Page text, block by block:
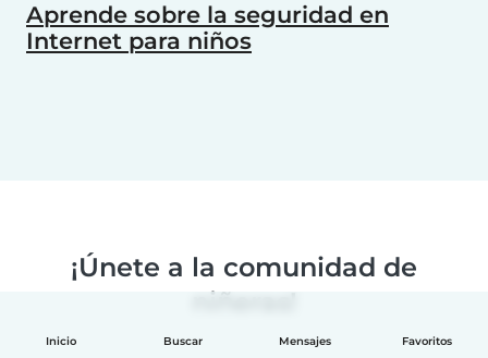
Inicio Buscar Mensajes Favoritos
Aprende sobre la seguridad en
Internet para niños
¡Únete a la comunidad de
niñeras!